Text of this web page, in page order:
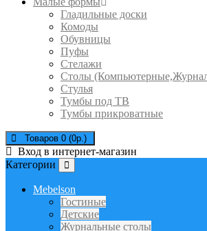
Гладильные доски
Комоды
Обувницы
Пуфы
Стелажи
Столы
Стулья
Тумбы под ТВ
Тумбы прикроватные
Товаров 0 (0р.)
Вход в интернет-магазин
Категории
Mebelson
Гостиные
Детские
Журнальные столы